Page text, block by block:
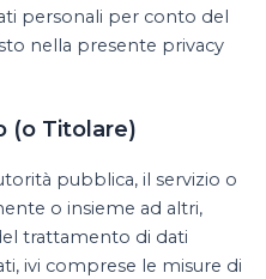
personali per conto del
nella presente privacy
(o Titolare)
pubblica, il servizio o
o insieme ad altri,
trattamento di dati
ivi comprese le misure di